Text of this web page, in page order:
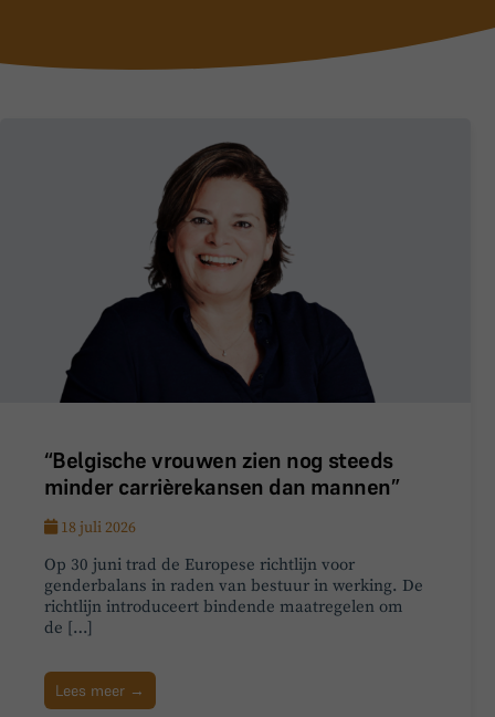
“Belgische vrouwen zien nog steeds
minder carrièrekansen dan mannen”
18 juli 2026
Op 30 juni trad de Europese richtlijn voor
genderbalans in raden van bestuur in werking. De
richtlijn introduceert bindende maatregelen om
de […]
Lees meer →